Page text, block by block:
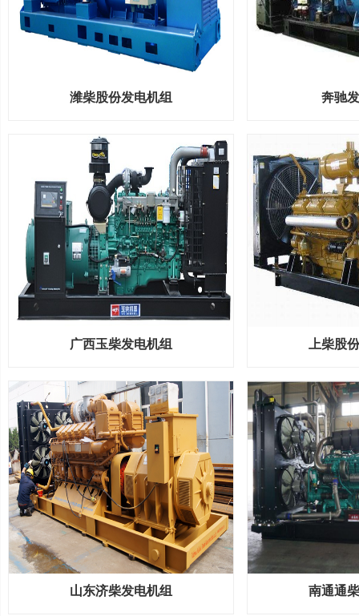
潍柴股份发电机组 奔驰
广西玉柴发电机组 上柴股
山东济柴发电机组 南通通